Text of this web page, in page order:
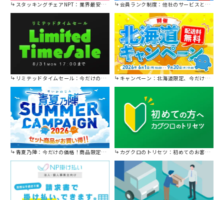
スタッキングチェアNPT：業界最安値に挑戦！ 会員ランク制度：他社のサービスと比較してください。
リミテッドタイムセール：今だけの限定セール。 キャンペーン：北海道限定、今だけ送料無料！
青夏乃陣：今だけの価格！商品限定セール開催中です。 カグクロのトリセツ：初めてのお客様はこちら。